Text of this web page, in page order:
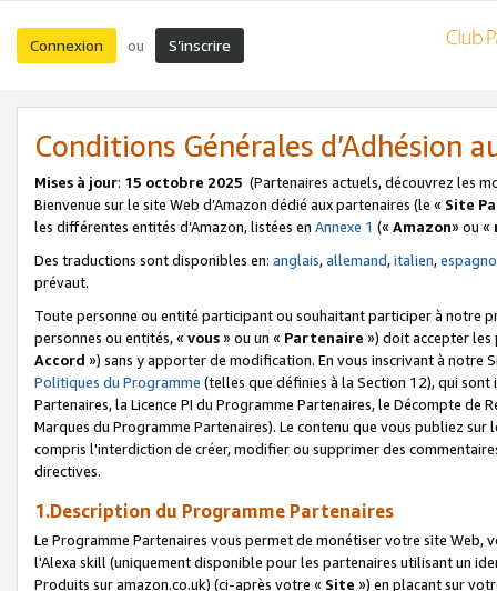
Connexion ou S’inscrire
Conditions Générales d’Adhésion
Mises à jour: 15 octobre 2025 (Partenaires actuels, découvrez les
Bienvenue sur le site Web d’Amazon dédié aux partenaires (le « Site
les différentes entités d’Amazon, listées en Annexe 1 (« Amazon» ou «
Des traductions sont disponibles en: anglais,allemand,italien,
prévaut.
Toute personne ou entité participant ou souhaitant participer à notre
personnes ou entités, « vous» ou un « Partenaire ») doit accepter les
Accord ») sans y apporter de modification. En vous inscrivant à notre
Politiques du Programme (telles que définies à la Section 12), qui
Partenaires, la Licence PI du Programme Partenaires, le Décompte de
Marques du Programme Partenaires). Le contenu que vous publiez
compris l'interdiction de créer, modifier ou supprimer des
directives.
1.Description du Programme Partenaires
Le Programme Partenaires vous permet de monétiser votre site Web,
l'Alexa skill (uniquement disponible pour les partenaires utilisant un
Produits sur amazon.co.uk) (ci-après votre « Site ») en plaçant sur